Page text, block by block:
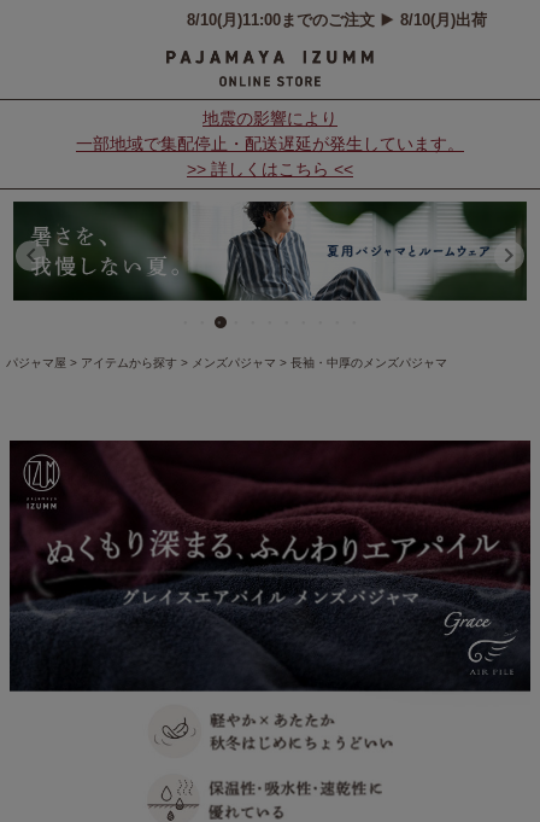
地震の影響により
一部地域で集配停止・配送遅延が発生しています。
>> 詳しくはこちら <<
パジャマ屋 アイテムから探す メンズパジャマ 長袖・中厚のメンズパジャマ